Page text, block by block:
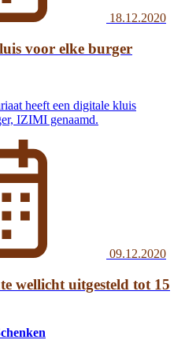
18.12.2020
voor elke burger
heeft een digitale kluis
IZIMI genaamd.
09.12.2020
wellicht uitgesteld tot 15